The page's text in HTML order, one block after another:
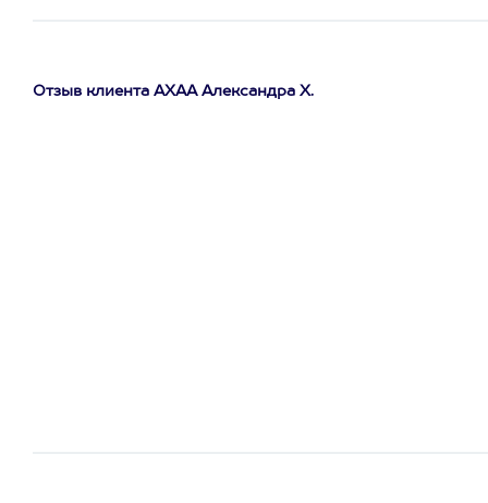
Отзыв клиента АХАА Александра Х.